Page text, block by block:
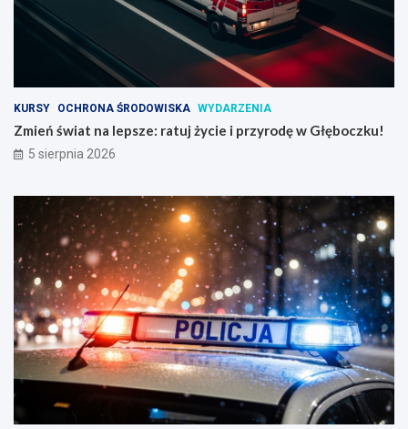
KURSY OCHRONA ŚRODOWISKA WYDARZENIA
Zmień świat na lepsze: ratuj życie i przyrodę w Głęboczku!
5 sierpnia 2026